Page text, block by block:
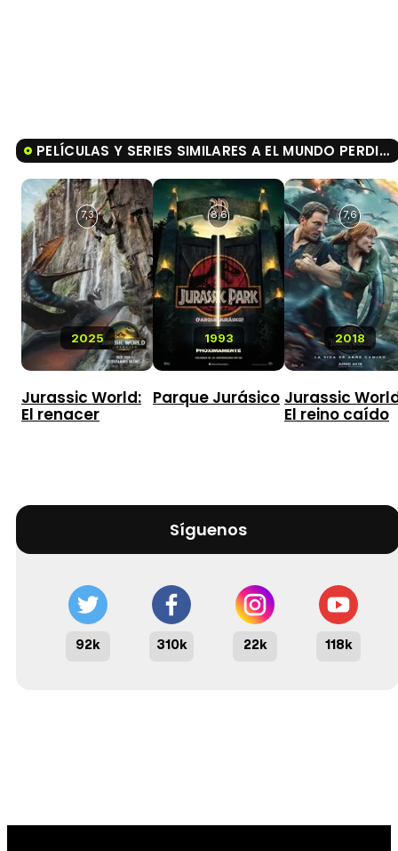
PELÍCULAS Y SERIES SIMILARES A EL MUNDO PERDIDO (JURASSIC PARK)
2025
7,3
Jurassic World:
El renacer
1993
8,6
Parque Jurásico
2018
7,6
Jurassic
El reino caído
Síguenos
92k 310k 22k 118k